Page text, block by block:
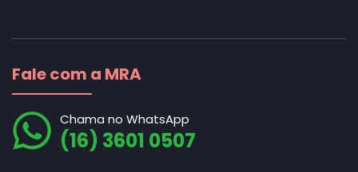
Fale com a MRA
Chama no WhatsApp
(16) 3601 0507